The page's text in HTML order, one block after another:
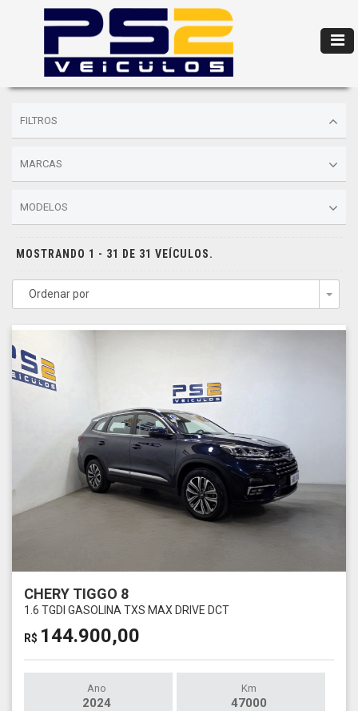
FILTROS
MARCAS
MODELOS
MOSTRANDO 1 - 31 DE 31 VEÍCULOS.
Ordenar por
CHERY TIGGO 8
1.6 TGDI GASOLINA TXS MAX DRIVE DCT
R$ 144.900,00
Ano
2024
Km
47000